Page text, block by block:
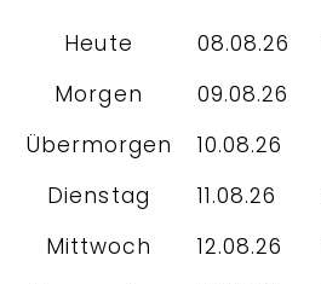
Heute 08.08.26
Morgen 09.08.26
Übermorgen 10.08.26
Dienstag 11.08.26
Mittwoch 12.08.26